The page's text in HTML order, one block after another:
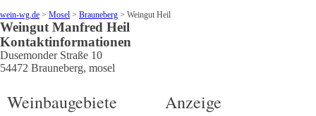
wein-wg.de > Mosel > Brauneberg > Weingut Heil
Weingut Manfred Heil
Kontaktinformationen
Dusemonder Straße 10
54472 Brauneberg, mosel
Weinbaugebiete Anzeige